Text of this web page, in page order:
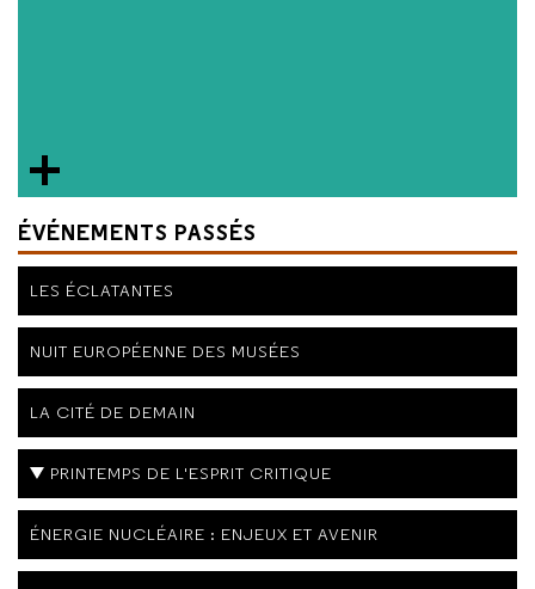
ÉVÉNEMENTS PASSÉS
LES ÉCLATANTES
NUIT EUROPÉENNE DES MUSÉES
LA CITÉ DE DEMAIN
PRINTEMPS DE L'ESPRIT CRITIQUE
ÉNERGIE NUCLÉAIRE : ENJEUX ET AVENIR